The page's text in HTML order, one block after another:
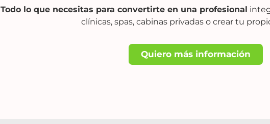
Todo lo que necesitas para convertirte en una profesional
clínicas, spas, cabinas privadas o crear tu
Quiero más información